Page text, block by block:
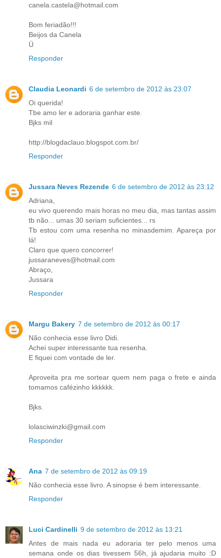
canela.castela@hotmail.com
Bom feriadão!!!
Beijos da Canela
Ü
Responder
Claudia Leonardi 6 de setembro de 2012 às 23:07
Oi querida!
Tbe amo ler e adoraria ganhar este.
Bjks mil
http://blogdaclauo.blogspot.com.br/
Responder
Jussara Neves Rezende 6 de setembro de 2012 às 23:12
Adriana,
eu vivo querendo mais horas no meu dia, mas tantas assim
tb não... umas 30 seriam suficientes... rs
Tb estou com uma resenha no minasdemim. Apareça por
lá!
Claro que quero concorrer!
jussaraneves@hotmail.com
Abraço,
Jussara
Responder
Margu Bakery 7 de setembro de 2012 às 00:17
Não conhecia esse livro Didi.
Achei super interessante tua resenha.
E fiquei com vontade de ler.
Aproveita pra me sortear quem nem paga o frete e ainda
tomamos cafézinho kkkkkk.
Bjks.
lolasciwinzki@gmail.com
Responder
Ana 7 de setembro de 2012 às 09:19
Não conhecia esse livro. A sinopse é bem interessante.
Responder
Luci Cardinelli 9 de setembro de 2012 às 13:21
Antes de mais nada eu adoraria ter pelo menos uma
semana onde os dias tivessem 56h, já ajudaria muito :D